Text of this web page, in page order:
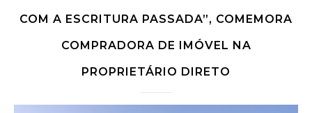
COM A ESCRITURA PASSADA”, COMEMORA
COMPRADORA DE IMÓVEL NA
PROPRIETÁRIO DIRETO